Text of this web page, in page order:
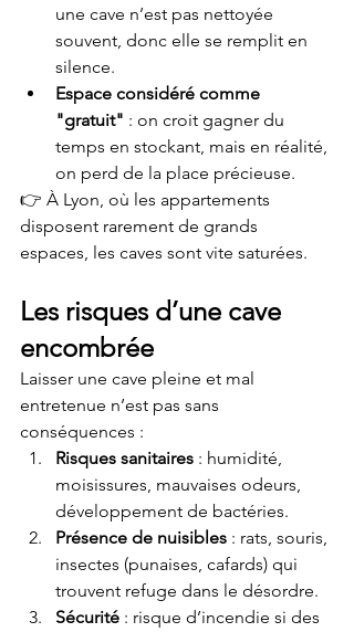
une cave n’est pas nettoyée
souvent, donc elle se remplit en
silence.
Espace considéré comme
"gratuit" : on croit gagner du
temps en stockant, mais en réalité,
on perd de la place précieuse.
👉 À Lyon, où les appartements
disposent rarement de grands
espaces, les caves sont vite saturées.
Les risques d’une cave
encombrée
Laisser une cave pleine et mal
entretenue n’est pas sans
conséquences :
Risques sanitaires : humidité,
moisissures, mauvaises odeurs,
développement de bactéries.
Présence de nuisibles : rats, souris,
insectes (punaises, cafards) qui
trouvent refuge dans le désordre.
Sécurité : risque d’incendie si des